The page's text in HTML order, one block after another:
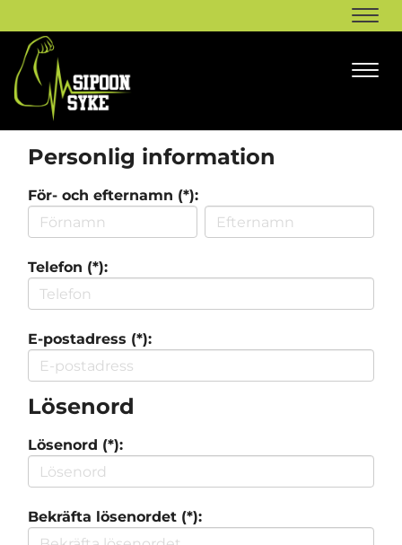
Personlig information
För- och efternamn (*):
Telefon (*):
E-postadress (*):
Lösenord
Lösenord (*):
Bekräfta lösenordet (*):